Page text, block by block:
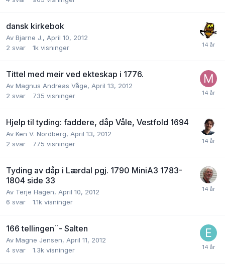
dansk kirkebok
Av Bjarne J., April 10, 2012
2 svar 1k visninger
Tittel med meir ved ekteskap i 1776.
Av Magnus Andreas Våge, April 13, 2012
2 svar 735 visninger
Hjelp til tyding: faddere, dåp Våle, Vestfold 1694
Av Ken V. Nordberg, April 13, 2012
2 svar 775 visninger
Tyding av dåp i Lærdal pgj. 1790 MiniA3 1783-
1804 side 33
Av Terje Hagen, April 10, 2012
6 svar 1.1k visninger
166 tellingen¨- Salten
Av Magne Jensen, April 11, 2012
4 svar 1.3k visninger